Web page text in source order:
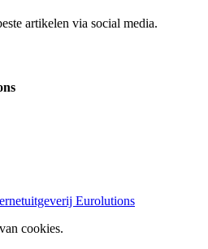
artikelen via social media.
Eurolutions
cookies.